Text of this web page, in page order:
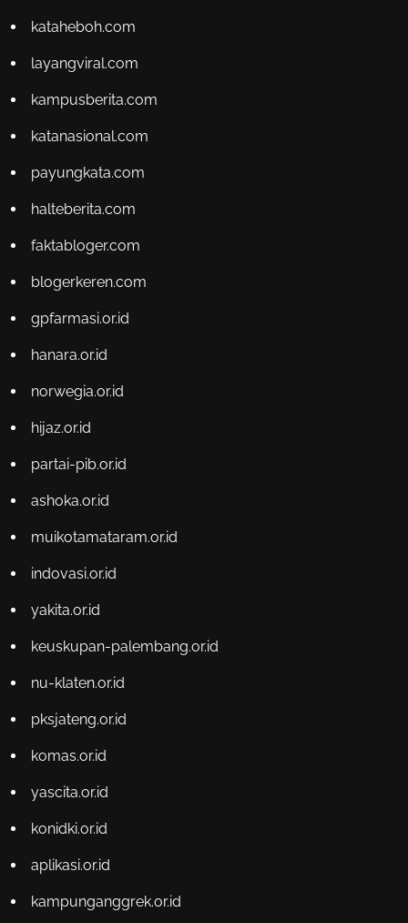
kataheboh.com
layangviral.com
kampusberita.com
katanasional.com
payungkata.com
halteberita.com
faktabloger.com
blogerkeren.com
gpfarmasi.or.id
hanara.or.id
norwegia.or.id
hijaz.or.id
partai-pib.or.id
ashoka.or.id
muikotamataram.or.id
indovasi.or.id
yakita.or.id
keuskupan-palembang.or.id
nu-klaten.or.id
pksjateng.or.id
komas.or.id
yascita.or.id
konidki.or.id
aplikasi.or.id
kampunganggrek.or.id